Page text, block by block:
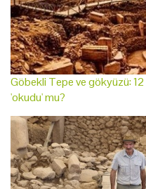
Göbekli Tepe ve gökyüzü: 12
'okudu' mu?